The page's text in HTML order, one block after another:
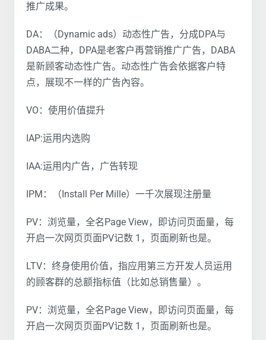
推广成果。
DA：（Dynamic ads）动态性广告，分成DPA与
DABA二种，DPA是老客户再营销推广广告，DABA
是新顾客动态性广告。动态性广告会依据客户特
点，展现不一样的广告內容。
VO：使用价值提升
IAP:运用内选购
IAA:运用内广告，广告转现
IPM：（Install Per Mille）一千次展现注册量
PV：浏览量，全名Page View，即访问页面量，每
开启一次网页页面PV记数 1，页面刷新也是。
LTV：终身使用价值，指应用第三方开发人员运用
的顾客群的总额指标值（比如总销售量）。
PV：浏览量，全名Page View，即访问页面量，每
开启一次网页页面PV记数 1，页面刷新也是。